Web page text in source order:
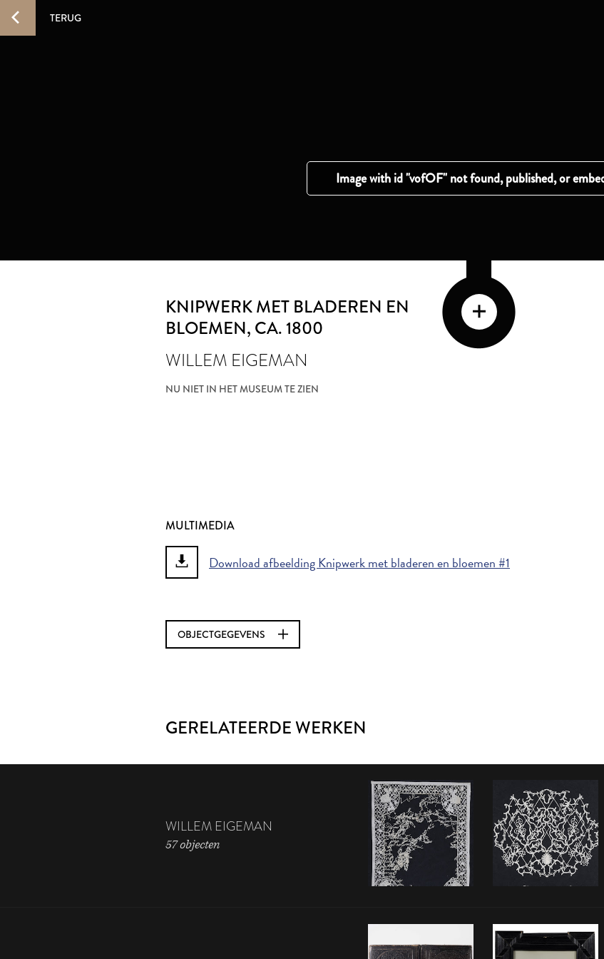
TERUG
KNIPWERK MET BLADEREN EN
BLOEMEN, CA. 1800
WILLEM EIGEMAN
NU NIET IN HET MUSEUM TE ZIEN
MULTIMEDIA
Download afbeelding Knipwerk met bladeren en bloemen #1
OBJECTGEGEVENS
GERELATEERDE WERKEN
WILLEM EIGEMAN
57 objecten